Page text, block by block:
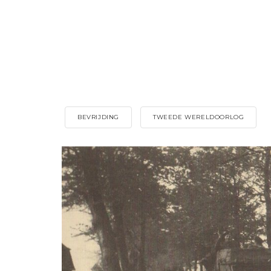
BEVRIJDING TWEEDE WERELDOORLOG